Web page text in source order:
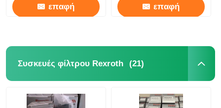
επαφή επαφή
Συσκευές φίλτρου Rexroth (21)